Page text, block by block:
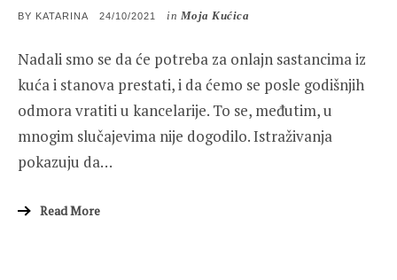
BY KATARINA
POSTED
24/10/2021 in Moja Kućica
Nadali smo se da će potreba za onlajn sastancima iz
kuća i stanova prestati, i da ćemo se posle godišnjih
odmora vratiti u kancelarije. To se, međutim, u
mnogim slučajevima nije dogodilo. Istraživanja
pokazuju da…
Read More